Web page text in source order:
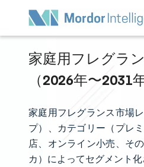
家庭用フレグラ
（2026年〜2031年
家庭用フレグランス市場
プ）、カテゴリー（プレ
店、オンライン小売、そ
カ）によってセグメント